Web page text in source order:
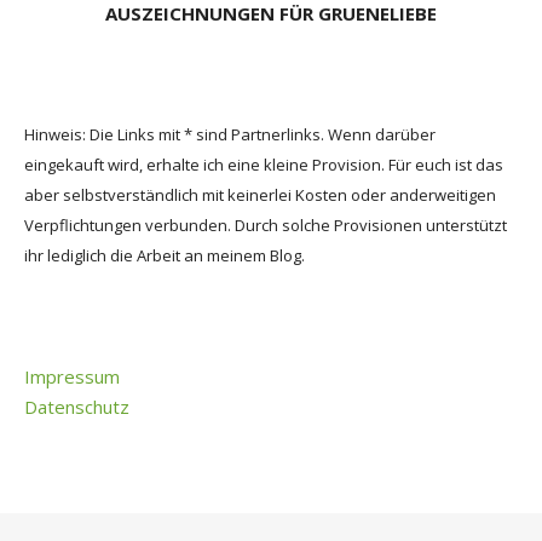
AUSZEICHNUNGEN FÜR GRUENELIEBE
Hinweis: Die Links mit * sind Partnerlinks. Wenn darüber
eingekauft wird, erhalte ich eine kleine Provision. Für euch ist das
aber selbstverständlich mit keinerlei Kosten oder anderweitigen
Verpflichtungen verbunden. Durch solche Provisionen unterstützt
ihr lediglich die Arbeit an meinem Blog.
Impressum
Datenschutz